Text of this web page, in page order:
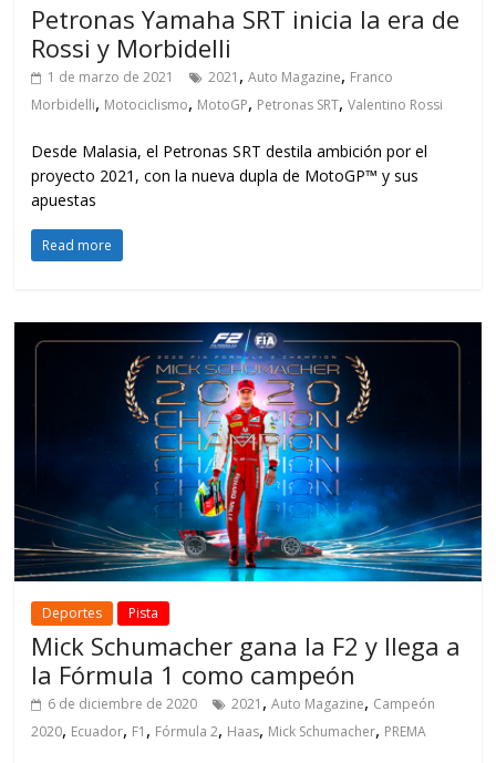
Petronas Yamaha SRT inicia la era de
Rossi y Morbidelli
1 de marzo de 2021 2021 ,Auto Magazine, Franco
Morbidelli, Motociclismo, MotoGP, Petronas SRT,Valentino Rossi
Desde Malasia, el Petronas SRT destila ambición por el
proyecto 2021, con la nueva dupla de MotoGP™ y sus
apuestas
Read more
Deportes Pista
Mick Schumacher gana la F2 y llega a
la Fórmula 1 como campeón
6 de diciembre de 2020 2021 ,Auto Magazine, Campeón
2020, Ecuador, F1 , Fórmula 2, Haas, Mick Schumacher, PREMA